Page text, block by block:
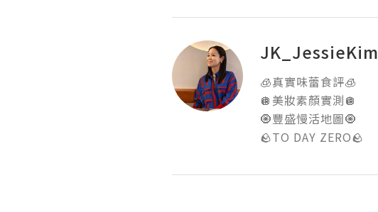
JK_JessieKim
🧊真實味蕾食評🧊
🪩美妝素顏實測🪩
🧿豐盛慢活地圖🧿
🪨TO DAY ZERO🪨